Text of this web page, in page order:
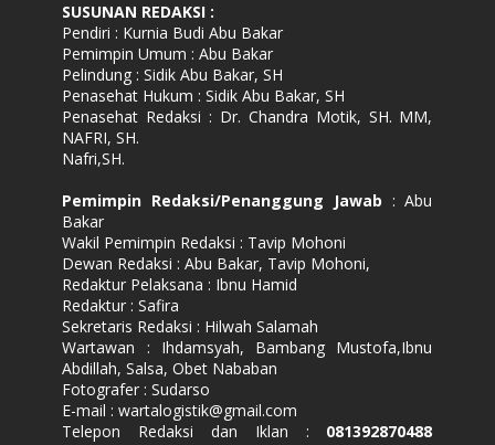
SUSUNAN REDAKSI :
Pendiri : Kurnia Budi Abu Bakar
Pemimpin Umum : Abu Bakar
Pelindung : Sidik Abu Bakar, SH
Penasehat Hukum : Sidik Abu Bakar, SH
Penasehat Redaksi : Dr. Chandra Motik, SH. MM,
NAFRI, SH.
Nafri,SH.
Pemimpin Redaksi/Penanggung Jawab : Abu
Bakar
Wakil Pemimpin Redaksi : Tavip Mohoni
Dewan Redaksi : Abu Bakar, Tavip Mohoni,
Redaktur Pelaksana : Ibnu Hamid
Redaktur : Safira
Sekretaris Redaksi : Hilwah Salamah
Wartawan : Ihdamsyah, Bambang Mustofa,Ibnu
Abdillah, Salsa, Obet Nababan
Fotografer : Sudarso
E-mail : wartalogistik@gmail.com
Telepon Redaksi dan Iklan : 081392870488